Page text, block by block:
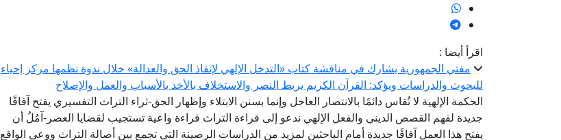
اقرأ أيضا :
مفتي الجمهورية يشارك في مناقشة كتاب «التدخل الإلهي لإنفاذ الحق والعدالة» خلال ندوة نظمها مركز إحياء
للبحوث والدراسات ويؤكد: القرآن الكريم يربط النصر والاستخلاف بالأخذ بالأسباب والعمل والإصلاح
الحكمة الإلهية لا تُقاس دائمًا بالانتصار العاجل وإنما بسنن الابتلاء وإظهار الحق-ثراء التراث التفسيري يفتح آفاقًا
جديدة لفهم القصص الديني والفعل الإلهي ندعو إلى قراءة التراث قراءة واعية تستجيب لقضايا العصر-آمُلُ أن
يفتح هذا العمل آفاقًا جديدة أمام الباحثين لمزيد من الدراسات الرصينة التي تجمع بين أصالة التراث ووعي الواقع